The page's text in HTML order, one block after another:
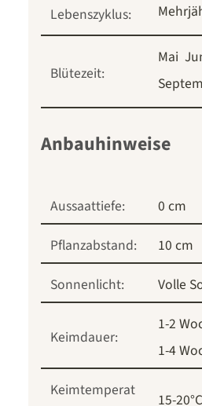
Lebenszyklus:
Blütezeit:
Mai
Anbauhinweise
Aussaattiefe:
0 cm
Pflanzabstand:
10 cm
Sonnenlicht:
Volle
Keimdauer:
1-2
1-4
Keimtemperat
15-20°C